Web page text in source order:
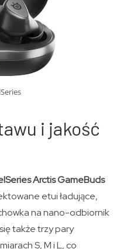
i jakość
Arctis GameBuds
etui ładujące,
na nano-odbiornik
także trzy pary
S, M i L, co